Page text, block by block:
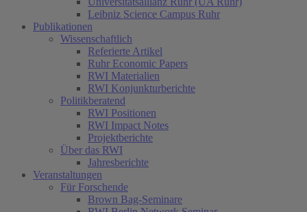
Leibniz Science Campus Ruhr
Publikationen
Wissenschaftlich
Referierte Artikel
Ruhr Economic Papers
RWI Materialien
RWI Konjunkturberichte
Politikberatend
RWI Positionen
RWI Impact Notes
Projektberichte
Über das RWI
Jahresberichte
Veranstaltungen
Für Forschende
Brown Bag-Seminare